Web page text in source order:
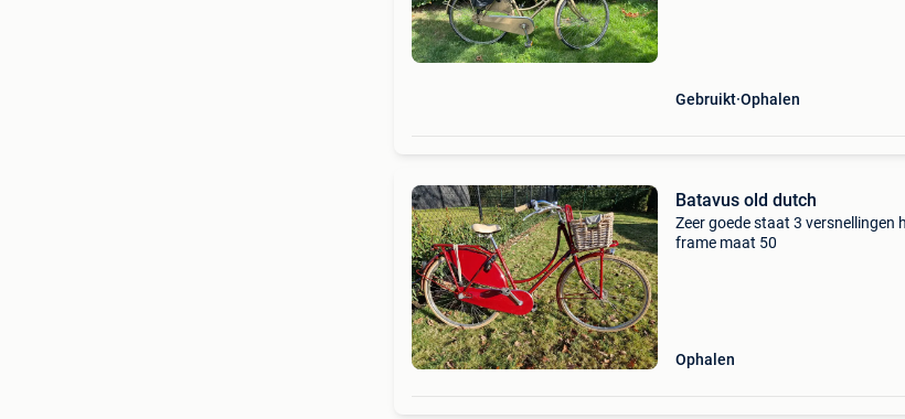
Gebruikt Ophalen
Batavus old dutch
Zeer goede staat 3 versnellingen
frame maat 50
Ophalen